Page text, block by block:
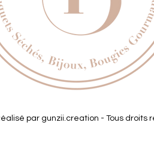
par gunzii.creation - Tous droits